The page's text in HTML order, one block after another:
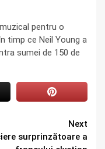
pentru o
timp ce Neil Young a
sumei de 150 de
Next
surprinzătoare a